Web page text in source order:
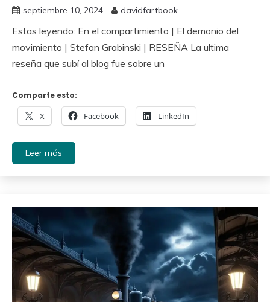
septiembre 10, 2024 davidfartbook
Estas leyendo: En el compartimiento | El demonio del
movimiento | Stefan Grabinski | RESEÑA La ultima
reseña que subí al blog fue sobre un
Comparte esto:
X Facebook LinkedIn
Leer más